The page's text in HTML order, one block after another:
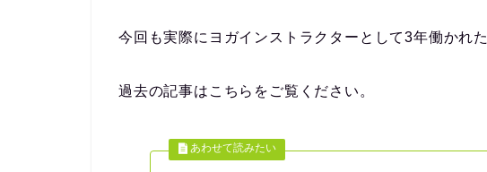
今回も実際にヨガインストラクターとして3年働かれた
過去の記事はこちらをご覧ください。